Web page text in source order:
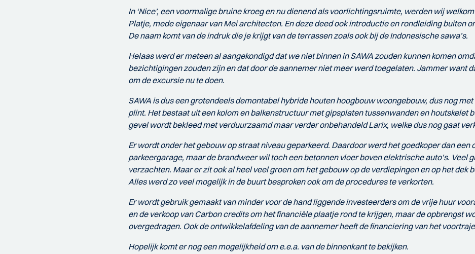
In ‘Nice’, een voormalige bruine kroeg en nu dienend als voorlichtingsruimte, werden wij
Platje, mede eigenaar van Mei architecten. En deze deed ook introductie en rondleiding buiten
De naam komt van de indruk die je krijgt van de terrassen zoals ook bij de Indonesische sawa’s.
Helaas werd er meteen al aangekondigd dat we niet binnen in SAWA zouden kunnen komen
bezichtigingen zouden zijn en dat door de aannemer niet meer werd toegelaten. Jammer want
om de excursie nu te doen.
SAWA is dus een grotendeels demontabel hybride houten hoogbouw woongebouw, dus nog
plint. Het bestaat uit een kolom en balkenstructuur met gipsplaten tussenwanden en houtskelet
gevel wordt bekleed met verduurzaamd maar verder onbehandeld Larix, welke dus nog gaat
Er wordt onder het gebouw op straat niveau geparkeerd. Daardoor werd het goedkoper dan een
parkeergarage, maar de brandweer wil toch een betonnen vloer boven elektrische auto’s. Veel
verzachten. Maar er zit ook al heel veel groen om het gebouw op de verdiepingen en op het dek
Alles werd zo veel mogelijk in de buurt besproken ook om de procedures te verkorten.
Er wordt gebruik gemaakt van minder voor de hand liggende investeerders om de vrije huur
en de verkoop van Carbon credits om het financiële plaatje rond te krijgen, maar de opbrengst
overgedragen. Ook de ontwikkelafdeling van de aannemer heeft de financiering van het
Hopelijk komt er nog een mogelijkheid om e.e.a. van de binnenkant te bekijken.